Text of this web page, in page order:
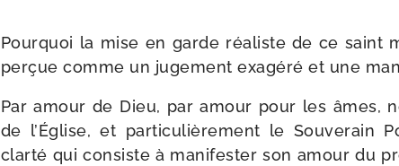
Pourquoi la mise en garde réa­liste de ce saint
per­çue comme un juge­ment exa­gé­ré et une
Par amour de Dieu, par amour pour les âmes,
de l’Église, et par­ti­cu­liè­re­ment le Souverain
clar­té qui consiste à mani­fes­ter son amour du